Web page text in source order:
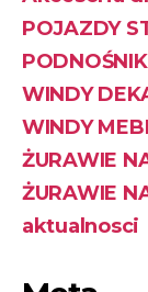
POJAZDY
WINDY
WINDY
ŻURAWIE
ŻURAWIE
aktualnosci